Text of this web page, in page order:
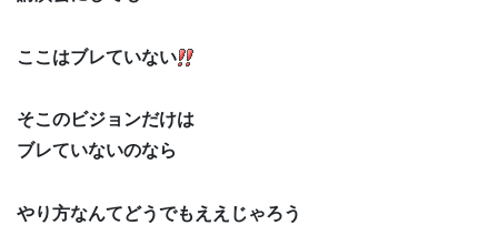
ここはブレていない
そこのビジョンだけは
ブレていないのなら
やり方なんてどうでもええじゃろう